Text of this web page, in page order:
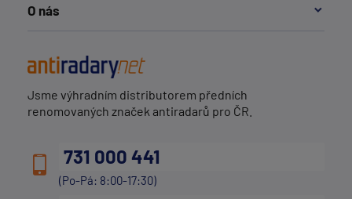
O nás
Jsme výhradním distributorem předních
renomovaných značek antiradarů pro ČR.
731 000 441
(Po-Pá: 8:00-17:30)